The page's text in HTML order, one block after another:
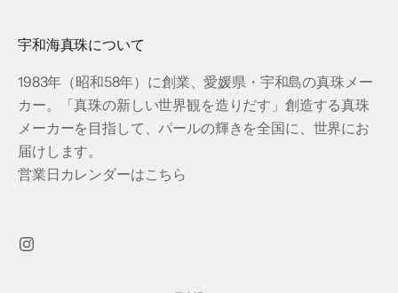
宇和海真珠について
1983年（昭和58年）に創業、愛媛県・宇和島の真珠メー
カー。「真珠の新しい世界観を造りだす」創造する真珠
メーカーを目指して、パールの輝きを全国に、世界にお
届けします。
営業日カレンダーはこちら